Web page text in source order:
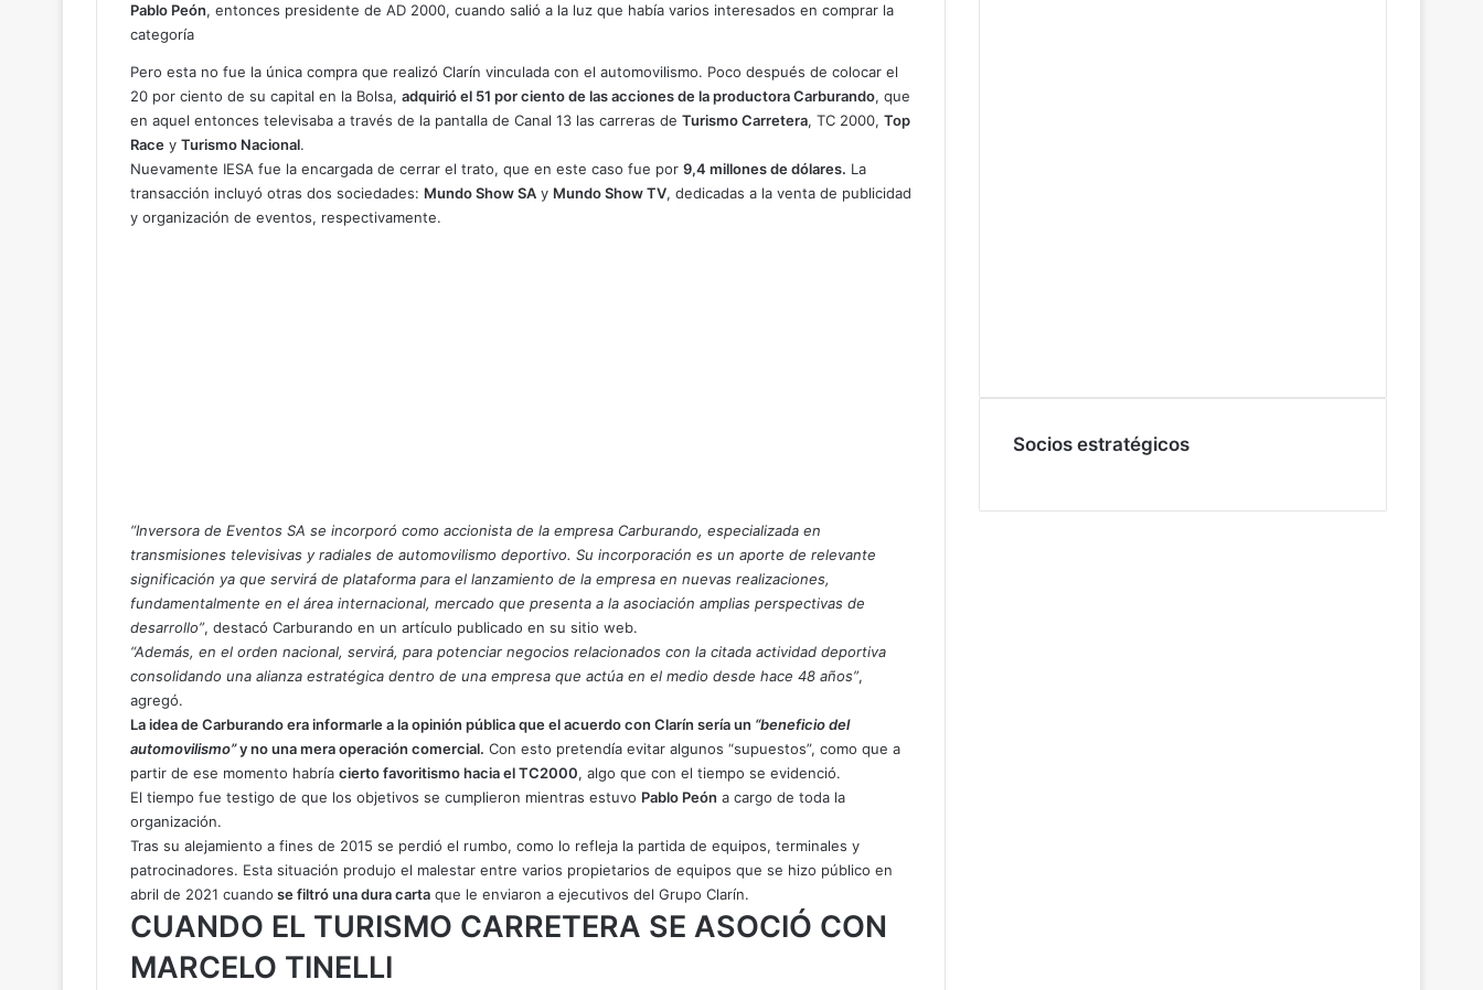
Pablo Peón, entonces presidente de AD 2000, cuando salió a la luz que había varios interesados en comprar la
categoría
Pero esta no fue la única compra que realizó Clarín vinculada con el automovilismo. Poco después de colocar el
20 por ciento de su capital en la Bolsa, adquirió el 51 por ciento de las acciones de la productora Carburando, que
en aquel entonces televisaba a través de la pantalla de Canal 13 las carreras de Turismo Carretera, TC 2000, Top
Race y Turismo Nacional.
Nuevamente IESA fue la encargada de cerrar el trato, que en este caso fue por 9,4 millones de dólares. La
transacción incluyó otras dos sociedades: Mundo Show SA y Mundo Show TV, dedicadas a la venta de publicidad
y organización de eventos, respectivamente.
“Inversora de Eventos SA se incorporó como accionista de la empresa Carburando, especializada en
transmisiones televisivas y radiales de automovilismo deportivo. Su incorporación es un aporte de relevante
significación ya que servirá de plataforma para el lanzamiento de la empresa en nuevas realizaciones,
fundamentalmente en el área internacional, mercado que presenta a la asociación amplias perspectivas de
desarrollo”, destacó Carburando en un artículo publicado en su sitio web.
“Además, en el orden nacional, servirá, para potenciar negocios relacionados con la citada actividad deportiva
consolidando una alianza estratégica dentro de una empresa que actúa en el medio desde hace 48 años”,
agregó.
La idea de Carburando era informarle a la opinión pública que el acuerdo con Clarín sería un “beneficio del
automovilismo”y no una mera operación comercial. Con esto pretendía evitar algunos “supuestos”, como que a
partir de ese momento habría cierto favoritismo hacia el TC2000, algo que con el tiempo se evidenció.
El tiempo fue testigo de que los objetivos se cumplieron mientras estuvo Pablo Peón a cargo de toda la
organización.
Tras su alejamiento a fines de 2015 se perdió el rumbo, como lo refleja la partida de equipos, terminales y
patrocinadores. Esta situación produjo el malestar entre varios propietarios de equipos que se hizo público en
abril de 2021 cuando se filtró una dura carta que le enviaron a ejecutivos del Grupo Clarín.
CUANDO EL TURISMO CARRETERA SE ASOCIÓ CON
MARCELO TINELLI
Socios estratégicos